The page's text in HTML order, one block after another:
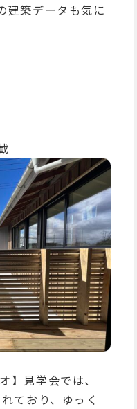
建築データも気に
】見学会では、
ており、ゆっく